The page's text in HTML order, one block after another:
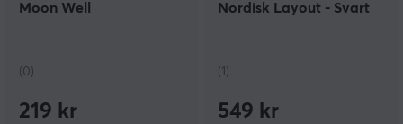
Moon Well
(0)
219 kr
Nordisk Layout - Svart
(1)
549 kr